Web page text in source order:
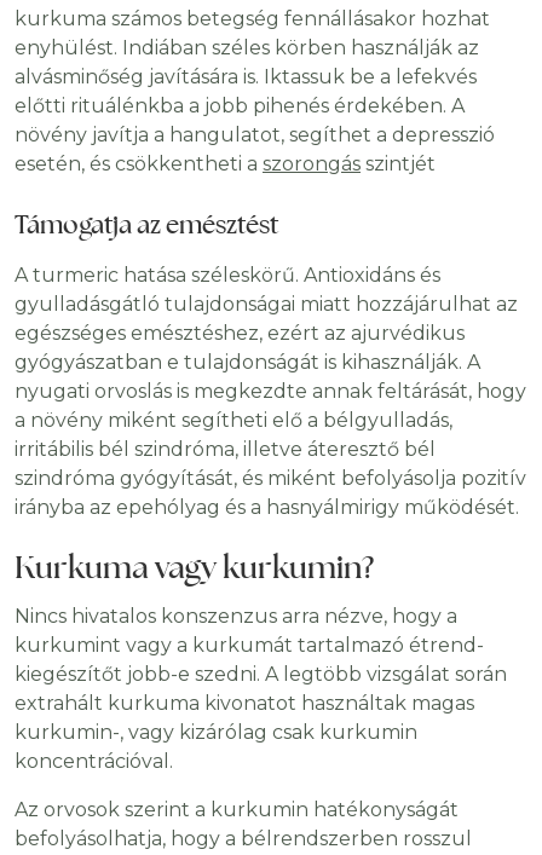
kurkuma számos betegség fennállásakor hozhat
enyhülést. Indiában széles körben használják az
alvásminőség javítására is. Iktassuk be a lefekvés
előtti rituálénkba a jobb pihenés érdekében. A
növény javítja a hangulatot, segíthet a depresszió
esetén, és csökkentheti a szorongás szintjét
Támogatja az emésztést
A turmeric hatása széleskörű. Antioxidáns és
gyulladásgátló tulajdonságai miatt hozzájárulhat az
egészséges emésztéshez, ezért az ajurvédikus
gyógyászatban e tulajdonságát is kihasználják. A
nyugati orvoslás is megkezdte annak feltárását, hogy
a növény miként segítheti elő a bélgyulladás,
irritábilis bél szindróma, illetve áteresztő bél
szindróma gyógyítását, és miként befolyásolja pozitív
irányba az epehólyag és a hasnyálmirigy működését.
Kurkuma vagy kurkumin?
Nincs hivatalos konszenzus arra nézve, hogy a
kurkumint vagy a kurkumát tartalmazó étrend-
kiegészítőt jobb-e szedni. A legtöbb vizsgálat során
extrahált kurkuma kivonatot használtak magas
kurkumin-, vagy kizárólag csak kurkumin
koncentrációval.
Az orvosok szerint a kurkumin hatékonyságát
befolyásolhatja, hogy a bélrendszerben rosszul